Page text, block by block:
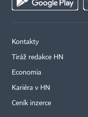
Kontakty
Tiráž redakce HN
Economia
Kariéra v HN
Ceník inzerce